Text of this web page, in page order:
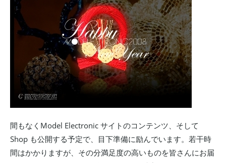
間もなくModel Electronic サイトのコンテンツ、そして
Shop も公開する予定で、目下準備に励んでいます。若干時
間はかかりますが、その分満足度の高いものを皆さんにお届